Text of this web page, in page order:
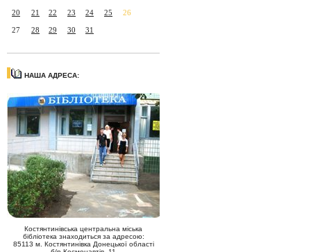
20 21 22 23 24 25 26
27 28 29 30 31
НАША АДРЕСА:
Костянтинівська центральна міська
бібліотека знаходиться за адресою:
85113 м. Костянтинівка Донецької області